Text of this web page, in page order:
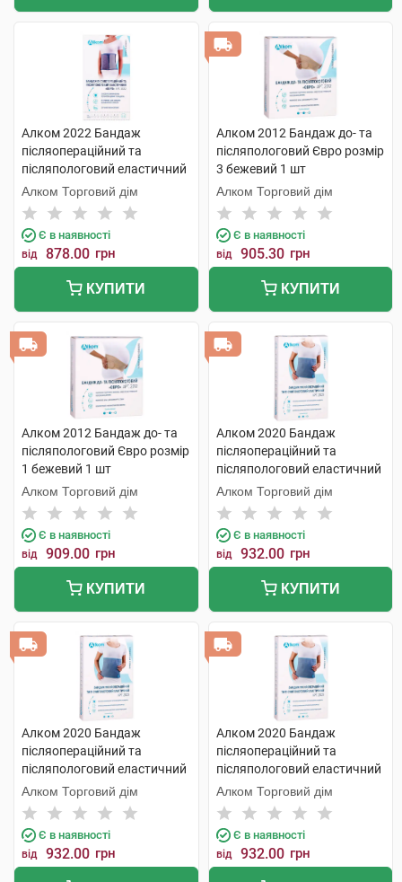
Алком 2022 Бандаж
післяопераційний та
післяпологовий еластичний
Євро розмір 7 1 шт
Алком Торговий дім
Є в наявності
від 878.00 грн
КУПИТИ
Алком 2012 Бандаж до- та
післяпологовий Євро розмір
3 бежевий 1 шт
Алком Торговий дім
Є в наявності
від 905.30 грн
КУПИТИ
Алком 2012 Бандаж до- та
післяпологовий Євро розмір
1 бежевий 1 шт
Алком Торговий дім
Є в наявності
від 909.00 грн
КУПИТИ
Алком 2020 Бандаж
післяопераційний та
післяпологовий еластичний
розмір 3 1 шт
Алком Торговий дім
Є в наявності
від 932.00 грн
КУПИТИ
Алком 2020 Бандаж
післяопераційний та
післяпологовий еластичний
розмір 4 1 шт
Алком Торговий дім
Є в наявності
від 932.00 грн
Алком 2020 Бандаж
післяопераційний та
післяпологовий еластичний
розмір 2 1 шт
Алком Торговий дім
Є в наявності
від 932.00 грн